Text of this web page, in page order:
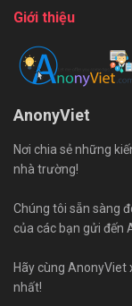
Giới thiệu
AnonyViet
Nơi chia sẻ những
nhà trường!
Chúng tôi sẵn sàng
của các bạn gửi đến
Hãy cùng
nhất!